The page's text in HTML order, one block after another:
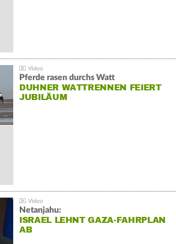
Pferde rasen durchs Watt
DUHNER WATTRENNEN FEIERT
JUBILÄUM
Netanjahu:
ISRAEL LEHNT GAZA-FAHRPLAN
AB